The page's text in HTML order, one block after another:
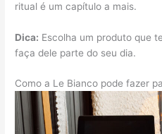
ritual é um capítulo a mais.
Dica: Escolha um produto que
faça dele parte do seu dia.
Como a Le Bianco pode fazer